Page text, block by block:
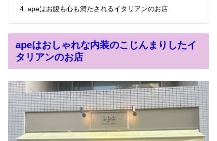
apeはお腹も心も満たされるイタリアンのお店
apeはおしゃれな内装のこじんまりしたイ
タリアンのお店